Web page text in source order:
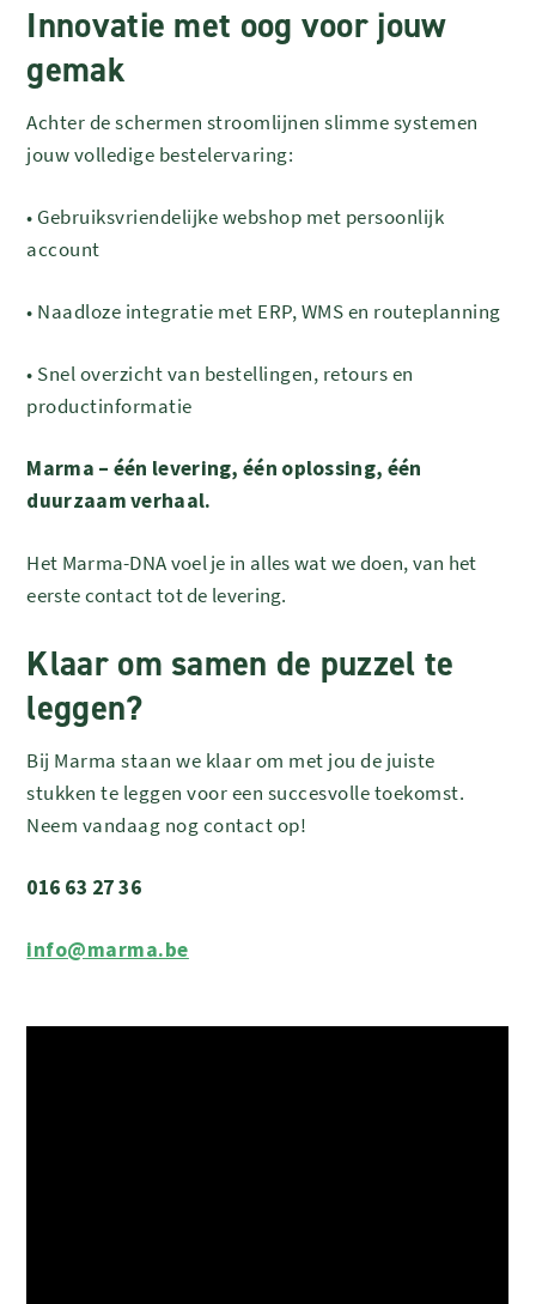
Innovatie met oog voor jouw
gemak
Achter de schermen stroomlijnen slimme systemen
jouw volledige bestelervaring:
• Gebruiksvriendelijke webshop met persoonlijk
account
• Naadloze integratie met ERP, WMS en routeplanning
• Snel overzicht van bestellingen, retours en
productinformatie
Marma – één levering, één oplossing, één
duurzaam verhaal.
Het Marma-DNA voel je in alles wat we doen, van het
eerste contact tot de levering.
Klaar om samen de puzzel te
leggen?
Bij Marma staan we klaar om met jou de juiste
stukken te leggen voor een succesvolle toekomst.
Neem vandaag nog contact op!
016 63 27 36
info@marma.be